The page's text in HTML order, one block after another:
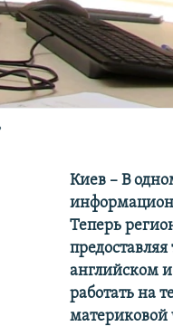
Киев – В
Теперь
английском
работать на
материковой